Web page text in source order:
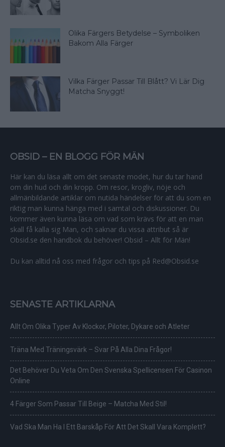
Olika Färgers Betydelse – Symboliken
Bakom Alla Färger
Vilka Färger Passar Till Blått? Vi Lär Dig
Matcha Snyggt!
OBSID – EN BLOGG FÖR MÄN
Här kan du läsa allt om det senaste modet, hur du tar hand
om din hud och din kropp. Om resor, krogliv, nöje och
allmänbildande artiklar om nutida händelser för att du som en
riktig man kunna hänga med i samtal och diskussioner. Du
kommer även kunna läsa om vad som krävs för att en man
skall få kalla sig Man, och saknar du vissa attribut så är
Obsid.se den handbok du behöver! Obsid – Allt för Män!
Du kan alltid nå oss med frågor och tips på Red@Obsid.se
SENASTE ARTIKLARNA
Allt Om Olika Typer Av Klockor, Piloter, Dykare och Atleter
Träna Med Träningsvärk – Svar På Alla Dina Frågor!
Det Behöver Du Veta Om Den Svenska Spellicensen För Casinon
Online
4 Färger Som Passar Till Beige – Matcha Med Stil!
Vad Ska Man Ha I Ett Barskåp För Att Det Skall Vara Komplett?